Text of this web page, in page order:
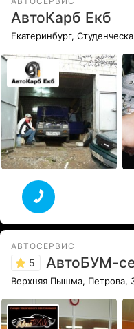
AвтоКарб Екб
Екатеринбург,
АВТОСЕРВИС
5 АвтоБУМ-
Верхняя Пышма, Петрова,